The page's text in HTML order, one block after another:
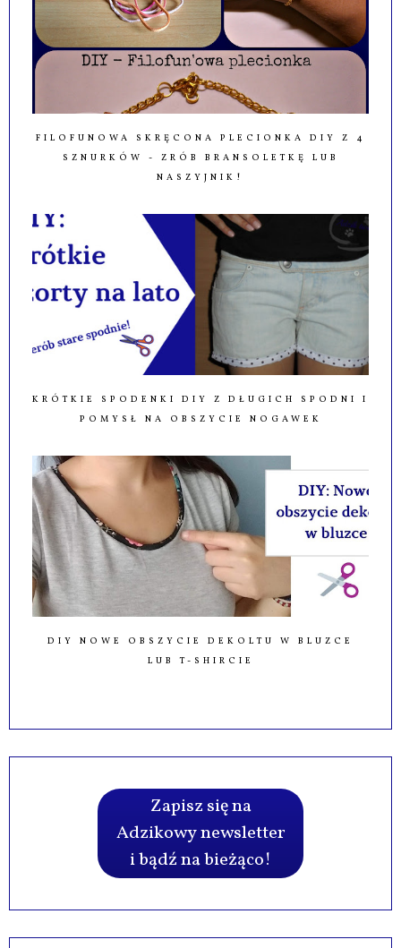
FILOFUNOWA SKRĘCONA PLECIONKA DIY Z 4
SZNURKÓW - ZRÓB BRANSOLETKĘ LUB
NASZYJNIK!
KRÓTKIE SPODENKI DIY Z DŁUGICH SPODNI I
POMYSŁ NA OBSZYCIE NOGAWEK
DIY NOWE OBSZYCIE DEKOLTU W BLUZCE
LUB T-SHIRCIE
Zapisz się na
Adzikowy newsletter
i bądź na bieżąco!